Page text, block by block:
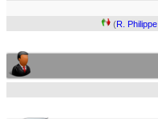
(R. Philippe